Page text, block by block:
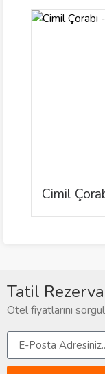
Cimil
Tatil
Otel fiyatlarını